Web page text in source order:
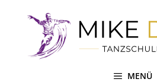
MENÜ